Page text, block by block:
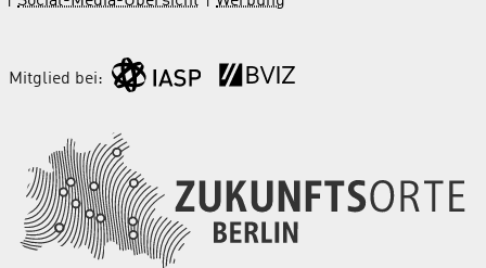
Mitglied bei: